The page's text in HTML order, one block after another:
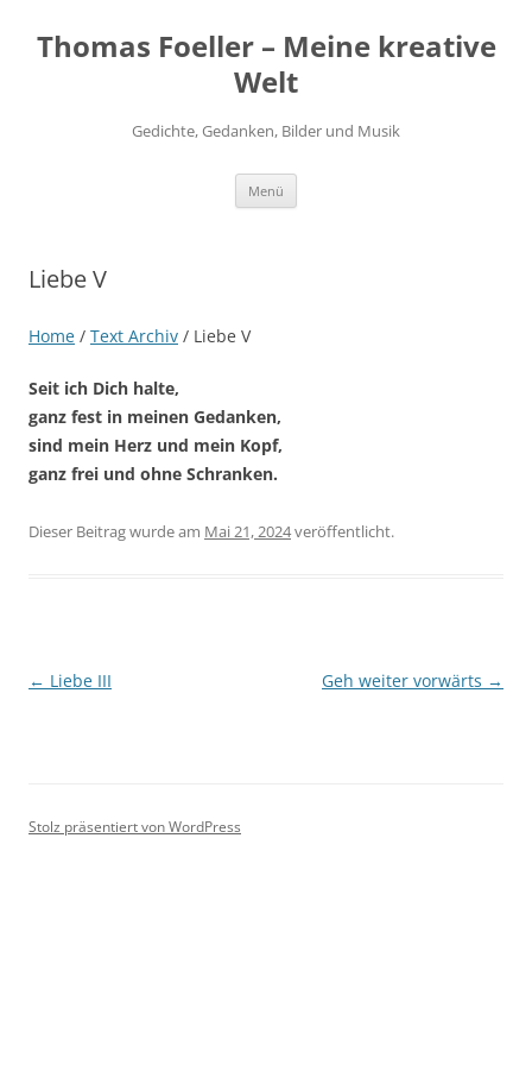
Thomas Foeller – Meine kreative
Welt
Gedichte, Gedanken, Bilder und Musik
Menü
Liebe V
Home / Text Archiv / Liebe V
Seit ich Dich halte,
ganz fest in meinen Gedanken,
sind mein Herz und mein Kopf,
ganz frei und ohne Schranken.
Dieser Beitrag wurdeam Mai 21, 2024veröffentlicht.
Beitragsnavigation
← Liebe III Geh weiter vorwärts →
Stolz präsentiert von WordPress